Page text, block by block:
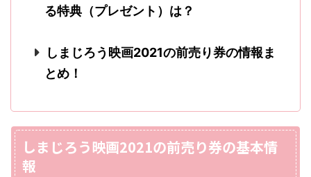
る特典（プレゼント）は？
しまじろう映画2021の前売り券の情報ま
とめ！
しまじろう映画2021の前売り券の基本情
報